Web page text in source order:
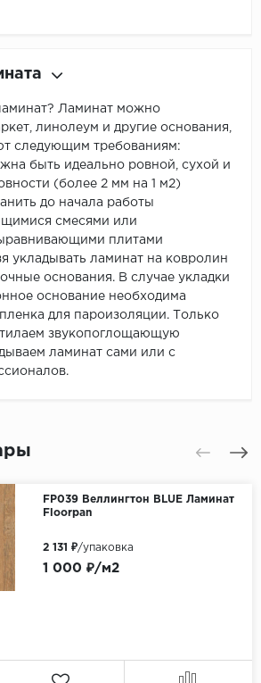
Ламинат можно
линолеум и другие основания,
следующим требованиям:
быть идеально ровной, сухой и
(более 2 мм на 1 м2)
до начала работы
смесями или
плитами
укладывать ламинат на ковролин
основания. В случае укладки
основание необходима
для пароизоляции. Только
звукопоглощающую
ламинат сами или с
FP039 Веллингтон BLUE Ламинат
Floorpan
1 000 ₽/м2
2 131 ₽/упаковка